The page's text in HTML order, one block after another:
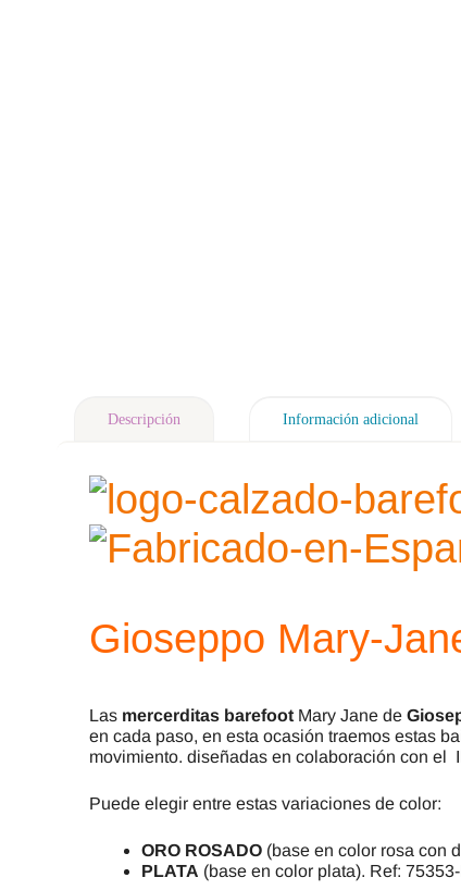
Descripción Información adicional
Gioseppo Mary-
Las mercerditas barefoot Mary Jane de
en cada paso, en esta ocasión traemos estas
movimiento. diseñadas en colaboración con el
Puede elegir entre estas variaciones de color:
ORO ROSADO (base en color rosa con
PLATA (base en color plata). Ref: